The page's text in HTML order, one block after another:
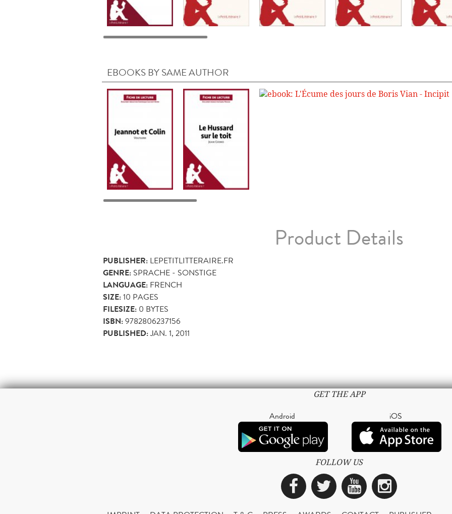
EBOOKS BY SAME AUTHOR
Product Details
PUBLISHER: LEPETITLITTERAIRE.FR
GENRE: SPRACHE - SONSTIGE
LANGUAGE: FRENCH
SIZE:10 PAGES
FILESIZE: 0 BYTES
ISBN:9782806237156
PUBLISHED:JAN. 1, 2011
GET THE APP
Android iOS
FOLLOW US
Facebook
TwitterYouTube